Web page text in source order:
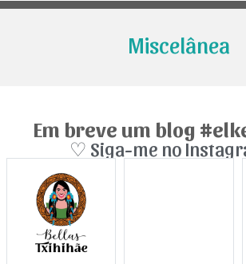
Miscelânea
Em breve um blog
♡ Siga-me no